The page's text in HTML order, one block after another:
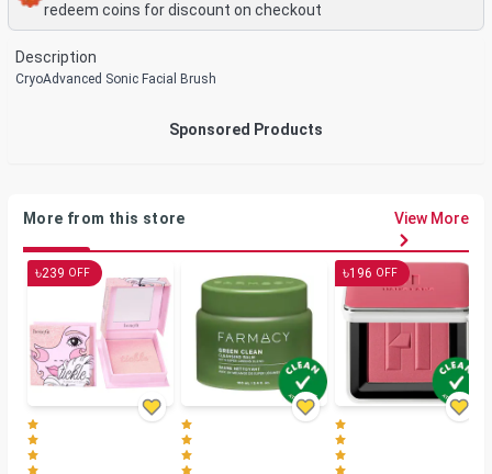
redeem coins for discount on checkout
Description
CryoAdvanced Sonic Facial Brush
Sponsored Products
More from this store View More
৳239 OFF ৳196 OFF